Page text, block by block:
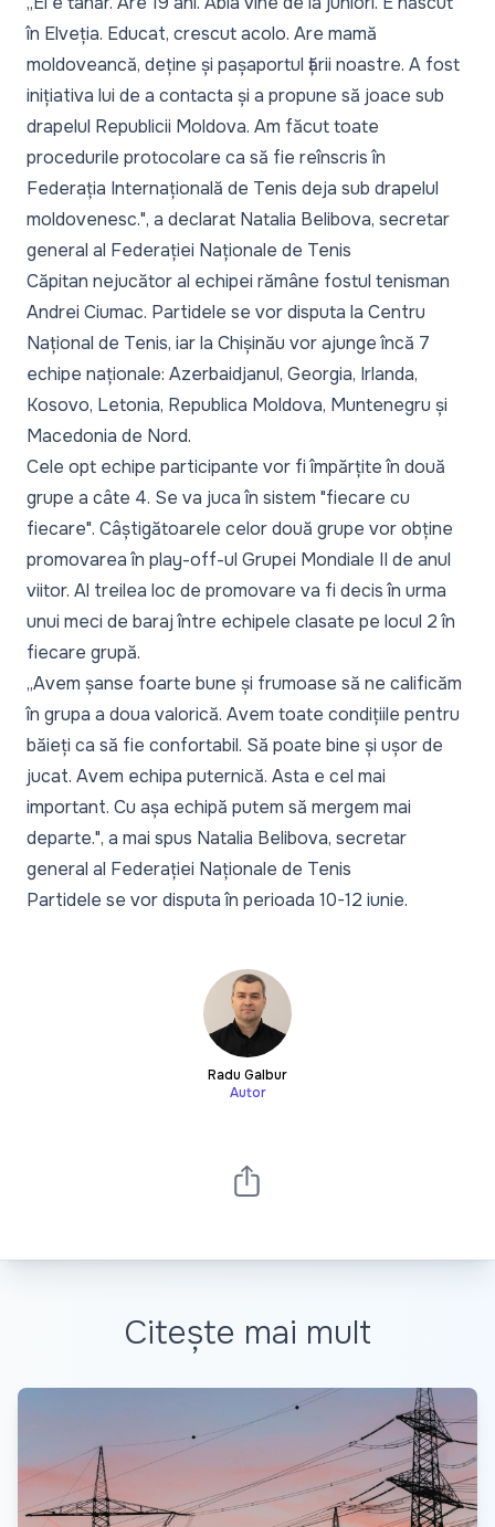
în Elveția. Educat, crescut acolo. Are mamă
moldoveancă, deține și pașaportul țării noastre. A fost
inițiativa lui de a contacta și a propune să joace sub
drapelul Republicii Moldova. Am făcut toate
procedurile protocolare ca să fie reînscris în
Federația Internațională de Tenis deja sub drapelul
moldovenesc.", a declarat Natalia Belibova, secretar
general al Federației Naționale de Tenis
Căpitan nejucător al echipei rămâne fostul tenisman
Andrei Ciumac. Partidele se vor disputa la Centru
Național de Tenis, iar la Chișinău vor ajunge încă 7
echipe naționale: Azerbaidjanul, Georgia, Irlanda,
Kosovo, Letonia, Republica Moldova, Muntenegru și
Macedonia de Nord.
Cele opt echipe participante vor fi împărțite în două
grupe a câte 4. Se va juca în sistem "fiecare cu
fiecare". Câștigătoarele celor două grupe vor obține
promovarea în play-off-ul Grupei Mondiale II de anul
viitor. Al treilea loc de promovare va fi decis în urma
unui meci de baraj între echipele clasate pe locul 2 în
fiecare grupă.
„Avem șanse foarte bune și frumoase să ne calificăm
în grupa a doua valorică. Avem toate condițiile pentru
băieți ca să fie confortabil. Să poate bine și ușor de
jucat. Avem echipa puternică. Asta e cel mai
important. Cu așa echipă putem să mergem mai
departe.", a mai spus Natalia Belibova, secretar
general al Federației Naționale de Tenis
Partidele se vor disputa în perioada 10-12 iunie.
Radu Galbur
Autor
Citește mai mult